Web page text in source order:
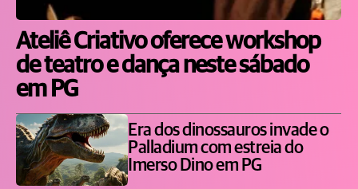
Ateliê Criativo oferece workshop
de teatro e dança neste sábado
em PG
Era dos dinossauros invade o
Palladium com estreia do
Imerso Dino em PG